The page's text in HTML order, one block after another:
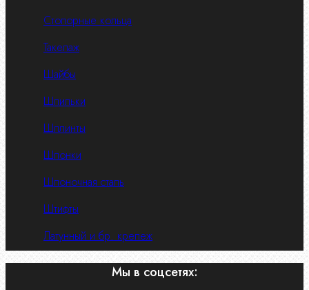
Стопорные кольца
Такелаж
Шайбы
Шпильки
Шплинты
Шпонки
Шпоночная сталь
Штифты
Латунный и бр. крепеж
Мы в соцсетях: